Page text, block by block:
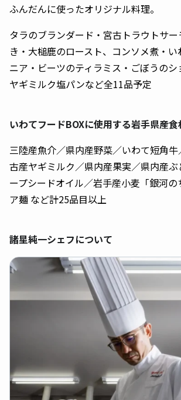
ふんだんに使ったオリジナル料理。
タラのブランダード・宮古トラウトサ
き・大槌鹿のロースト、コンソメ煮・
ニア・ビーツのティラミス・ごぼうのシ
ヤギミルク塩パンなど全11品予定
いわてフードBOXに使用する岩手県産食
三陸産魚介／県内産野菜／いわて短角
古産ヤギミルク／県内産果実／県内産
ープシードオイル／岩手産小麦「銀河
ア麺 など計25品目以上
諸星純一シェフについて